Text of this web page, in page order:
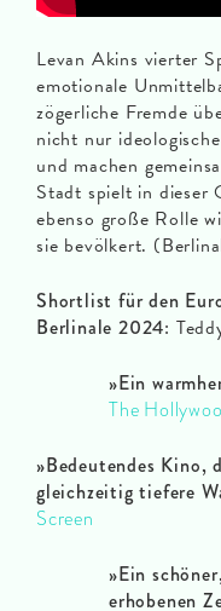
Levan Akins vierter
emotionale
zögerliche Fremde
nicht nur
und machen
Stadt spielt in dieser
ebenso große Rolle
sie bevölkert.
Shortlist für den
Berlinale 2024:
»Ein
The
»Bedeutendes Kino,
gleichzeitig tiefere
Screen
»Ein
erhobenen